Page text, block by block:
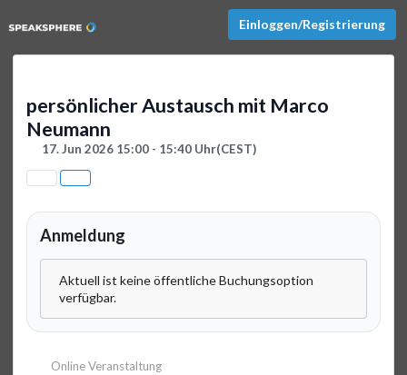
Einloggen/Registrierung
persönlicher Austausch mit Marco
Neumann
17. Jun 2026 15:00 - 15:40 Uhr(CEST)
Anmeldung
Aktuell ist keine öffentliche Buchungsoption
verfügbar.
Online Veranstaltung